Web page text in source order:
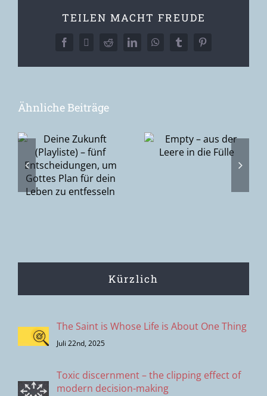
TEILEN MACHT FREUDE
Facebook
X RedditLinkedInWhatsAppTumblrPinterest
Ähnliche Beiträge
Empty – aus
der Leere in
die Fülle
die Suche
nach Gott
Suche nach
Kürzlich
The Saint is Whose Life is About One Thing
Juli 22nd, 2025
Toxic discernment – the clipping effect of
modern decision-making